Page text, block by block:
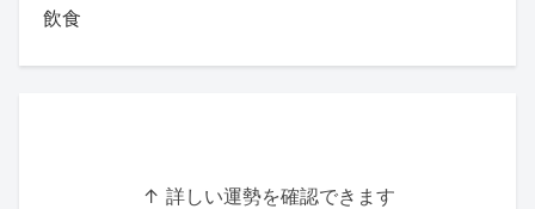
飲食
↑ 詳しい運勢を確認できます